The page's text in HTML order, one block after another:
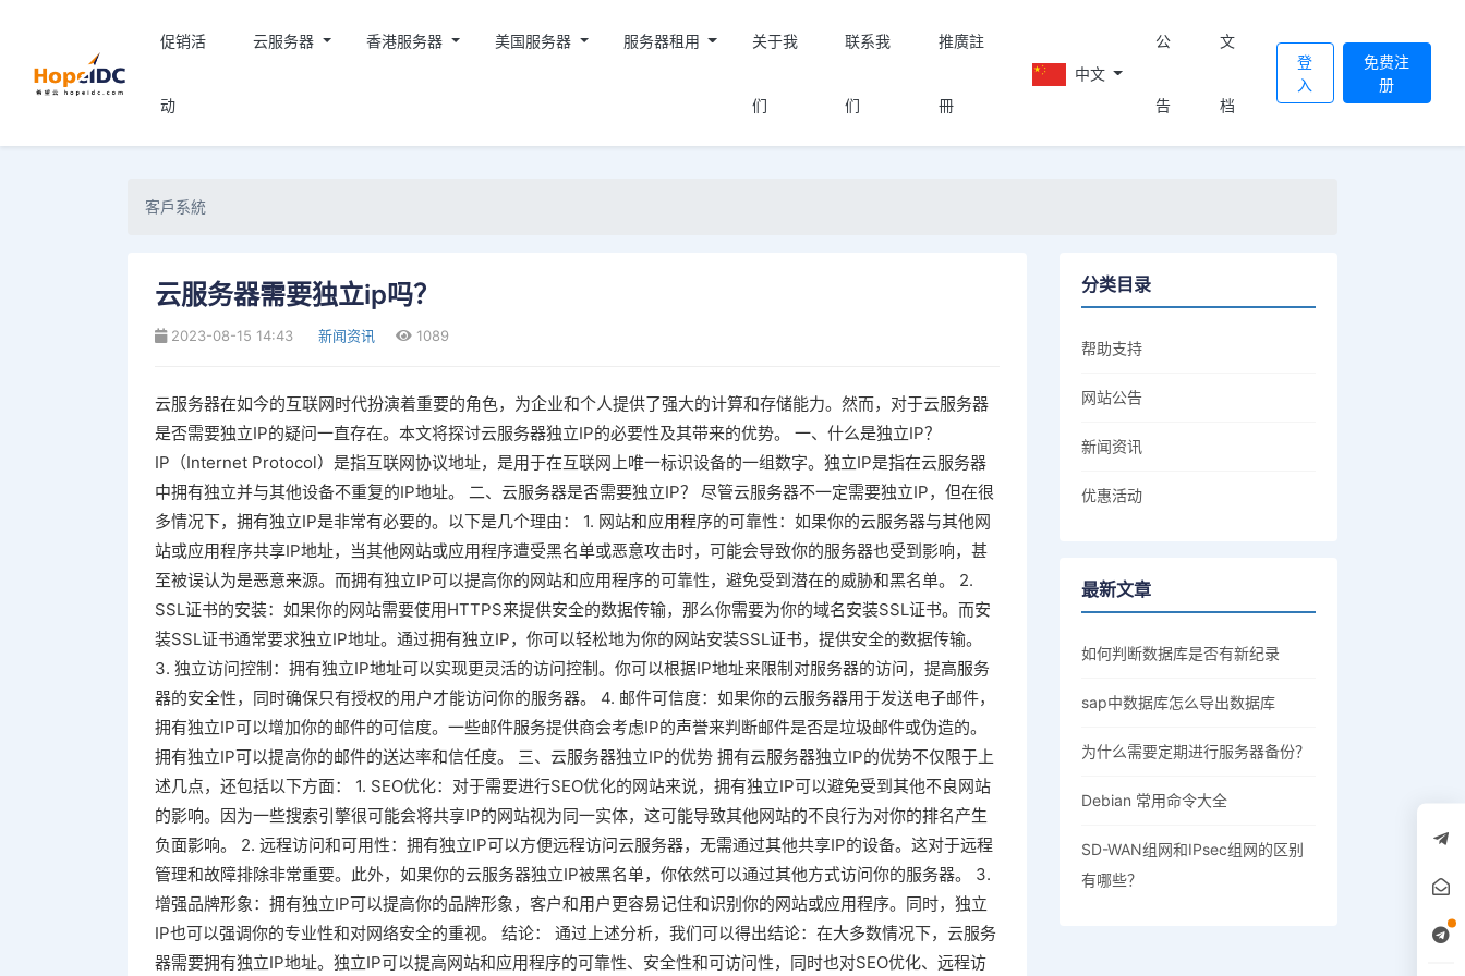
促销活
动
云服务器 香港服务器 美国服务器 服务器租用 关于我
们
联系我
们
推廣註
冊
中文
公
告
文
档
登
入
免费注
册
客戶系統
云服务器需要独立ip吗？
2023-08-15 14:43 新闻资讯 1089
云服务器在如今的互联网时代扮演着重要的角色，为企业和个人提供了强大的计算和存储能力。然而，对于云服务器
是否需要独立IP的疑问一直存在。本文将探讨云服务器独立IP的必要性及其带来的优势。 一、什么是独立IP？
IP（Internet Protocol）是指互联网协议地址，是用于在互联网上唯一标识设备的一组数字。独立IP是指在云服务器
中拥有独立并与其他设备不重复的IP地址。 二、云服务器是否需要独立IP？ 尽管云服务器不一定需要独立IP，但在很
多情况下，拥有独立IP是非常有必要的。以下是几个理由： 1. 网站和应用程序的可靠性：如果你的云服务器与其他网
站或应用程序共享IP地址，当其他网站或应用程序遭受黑名单或恶意攻击时，可能会导致你的服务器也受到影响，甚
至被误认为是恶意来源。而拥有独立IP可以提高你的网站和应用程序的可靠性，避免受到潜在的威胁和黑名单。 2.
SSL证书的安装：如果你的网站需要使用HTTPS来提供安全的数据传输，那么你需要为你的域名安装SSL证书。而安
装SSL证书通常要求独立IP地址。通过拥有独立IP，你可以轻松地为你的网站安装SSL证书，提供安全的数据传输。
3. 独立访问控制：拥有独立IP地址可以实现更灵活的访问控制。你可以根据IP地址来限制对服务器的访问，提高服务
器的安全性，同时确保只有授权的用户才能访问你的服务器。 4. 邮件可信度：如果你的云服务器用于发送电子邮件，
拥有独立IP可以增加你的邮件的可信度。一些邮件服务提供商会考虑IP的声誉来判断邮件是否是垃圾邮件或伪造的。
拥有独立IP可以提高你的邮件的送达率和信任度。 三、云服务器独立IP的优势 拥有云服务器独立IP的优势不仅限于上
述几点，还包括以下方面： 1. SEO优化：对于需要进行SEO优化的网站来说，拥有独立IP可以避免受到其他不良网站
的影响。因为一些搜索引擎很可能会将共享IP的网站视为同一实体，这可能导致其他网站的不良行为对你的排名产生
负面影响。 2. 远程访问和可用性：拥有独立IP可以方便远程访问云服务器，无需通过其他共享IP的设备。这对于远程
管理和故障排除非常重要。此外，如果你的云服务器独立IP被黑名单，你依然可以通过其他方式访问你的服务器。 3.
增强品牌形象：拥有独立IP可以提高你的品牌形象，客户和用户更容易记住和识别你的网站或应用程序。同时，独立
IP也可以强调你的专业性和对网络安全的重视。 结论： 通过上述分析，我们可以得出结论：在大多数情况下，云服务
器需要拥有独立IP地址。独立IP可以提高网站和应用程序的可靠性、安全性和可访问性，同时也对SEO优化、远程访
分类目录
帮助支持
网站公告
新闻资讯
优惠活动
最新文章
如何判断数据库是否有新纪录
sap中数据库怎么导出数据库
为什么需要定期进行服务器备份？
Debian 常用命令大全
SD-WAN组网和IPsec组网的区别
有哪些？